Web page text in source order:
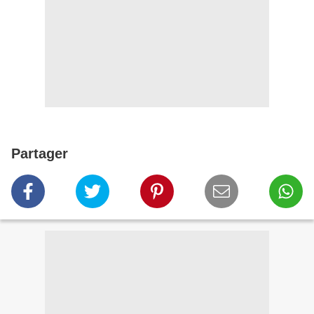
Partager